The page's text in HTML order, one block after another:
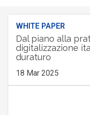
WHITE PAPER
Dal piano alla
digitalizzazione
duraturo
18 Mar 2025